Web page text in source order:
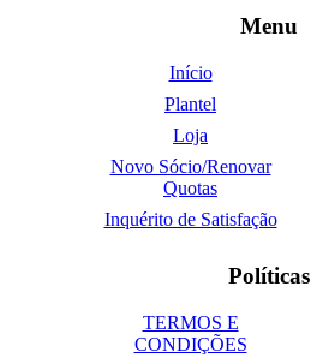
Menu
Início
Plantel
Loja
Novo Sócio/Renovar
Quotas
Inquérito de Satisfação
Políticas
TERMOS E
CONDIÇÕES